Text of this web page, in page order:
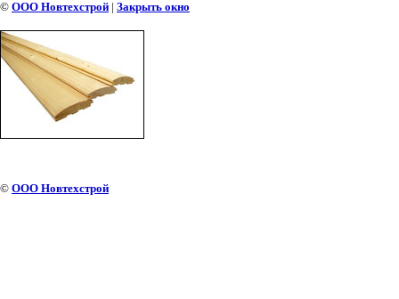
© ООО Новтехстрой | Закрыть окно
© ООО Новтехстрой